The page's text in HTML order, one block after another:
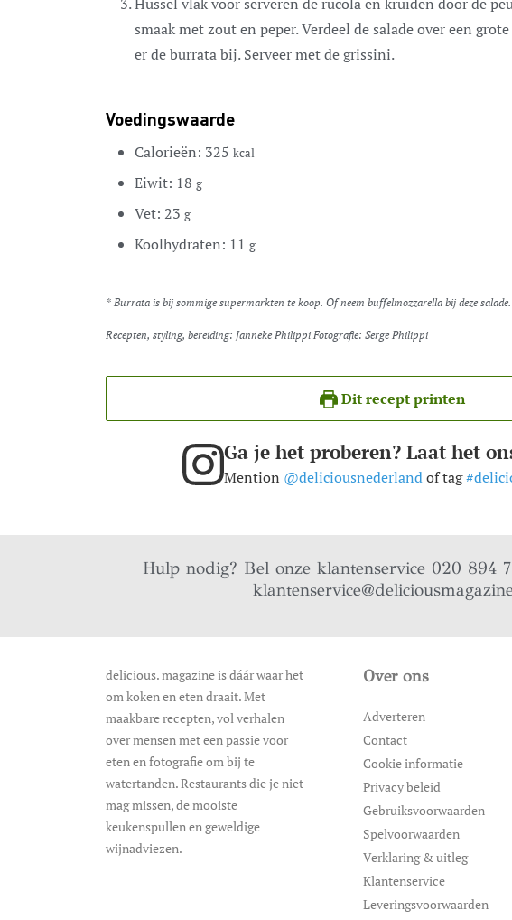
smaak met zout en peper. Verdeel de salade over een
er de burrata bij. Serveer met de grissini.
Voedingswaarde
Calorieën: 325 kcal
Eiwit: 18 g
Vet: 23 g
Koolhydraten: 11 g
* Burrata is bij sommige supermarkten te koop. Of neem buffelmozzarella bij deze salade.
Recepten, styling, bereiding: Janneke Philippi Fotografie: Serge Philippi
Dit recept printen
Ga je het proberen? Laat het
Mention @deliciousnederlandof tag
Hulp nodig? Bel onze klantenservice 020 894
delicious. magazine is dáár waar het
om koken en eten draait. Met
maakbare recepten, vol verhalen
over mensen met een passie voor
eten en fotografie om bij te
watertanden. Restaurants die je niet
mag missen, de mooiste
keukenspullen en geweldige
wijnadviezen.
Over ons
Adverteren
Contact
Cookie informatie
Privacy beleid
Gebruiksvoorwaarden
Spelvoorwaarden
Verklaring & uitleg
Klantenservice
Leveringsvoorwaarden